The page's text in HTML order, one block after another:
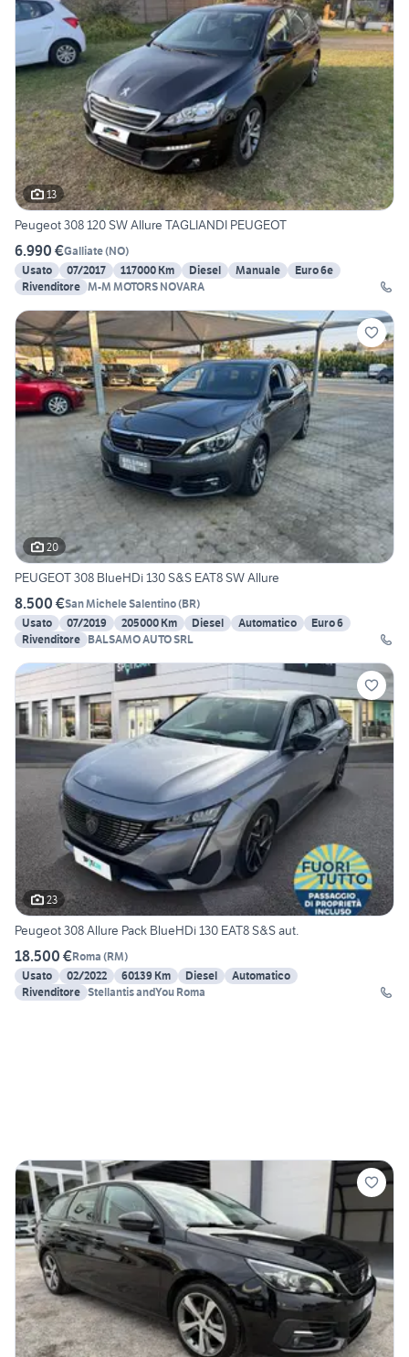
13
Peugeot 308 120 SW Allure TAGLIANDI PEUGEOT
6.990 €Galliate(NO)
Usato
07/2017 117000 Km Diesel Manuale
Euro 6e
Rivenditore M-M MOTORS NOVARA
20
PEUGEOT 308 BlueHDi 130 S&S EAT8 SW Allure
8.500 €San Michele Salentino(BR)
Usato
07/2019 205000 Km Diesel Automatico
Euro 6
Rivenditore BALSAMO AUTO SRL
23
Peugeot 308 Allure Pack BlueHDi 130 EAT8 S&S aut.
18.500 €Roma (RM)
Usato
02/2022 60139 Km Diesel
Automatico
Rivenditore Stellantis andYou Roma